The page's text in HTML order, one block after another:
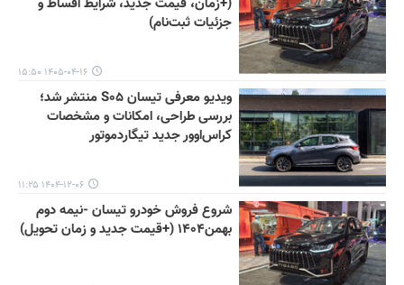
جزئیات ثبت‌نام)
۱۴۰۵-۰۴-۱۶ ۱۵:۵۰
ویدیو معرفی تیسان S۰۵ منتشر شد؛
بررسی طراحی، امکانات و مشخصات
کراس‌اوور جدید تیگاردموتور
۱۴۰۴-۱۲-۰۶ ۱۱:۲۵
شروع فروش خودرو تیسان -نیمه دوم
بهمن۱۴۰۴ (+قیمت جدید و زمان تحویل)